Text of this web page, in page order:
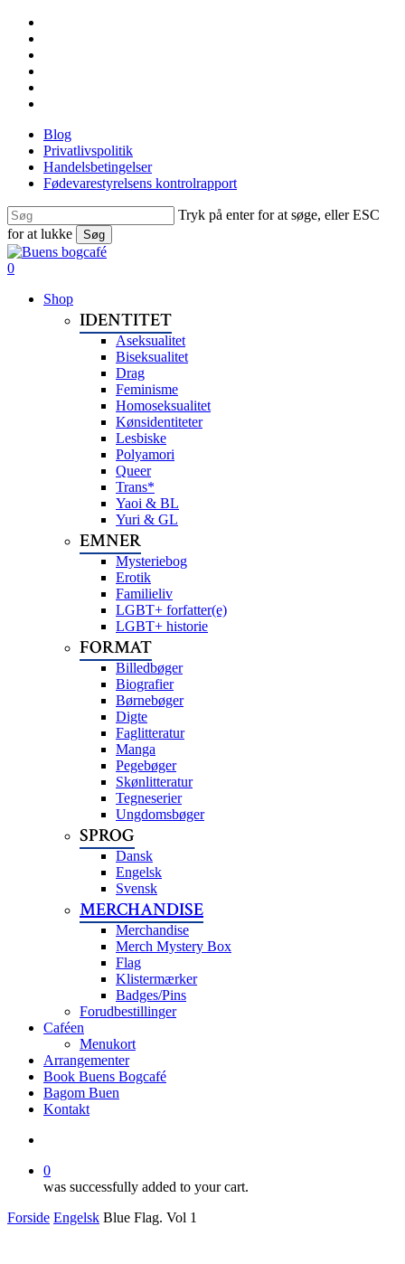
Skip
main
content
Blog
Privatlivspolitik
Handelsbetingelser
Fødevarestyrelsens kontrolrapport
Tryk på enter for at søge, eller ESC
for at lukke
Søg
Close
Search
search
0
Shop
IDENTITET
Aseksualitet
Biseksualitet
Drag
Feminisme
Homoseksualitet
Kønsidentiteter
Lesbiske
Polyamori
Queer
Trans*
Yaoi & BL
Yuri & GL
EMNER
Mysteriebog
Erotik
Familieliv
LGBT+ forfatter(e)
LGBT+ historie
FORMAT
Billedbøger
Biografier
Børnebøger
Digte
Faglitteratur
Manga
Pegebøger
Skønlitteratur
Tegneserier
Ungdomsbøger
SPROG
Dansk
Engelsk
Svensk
MERCHANDISE
Merchandise
Merch Mystery Box
Flag
Klistermærker
Badges/Pins
Forudbestillinger
Caféen
Menukort
Arrangementer
Book Buens Bogcafé
Bagom Buen
Kontakt
0
was successfully added to your cart.
Forside Engelsk Blue Flag. Vol 1